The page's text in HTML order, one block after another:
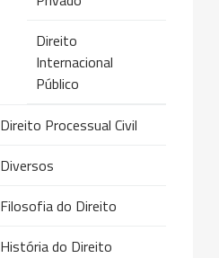
Direito
Internacional
Público
Direito Processual Civil
Diversos
Filosofia do Direito
História do Direito